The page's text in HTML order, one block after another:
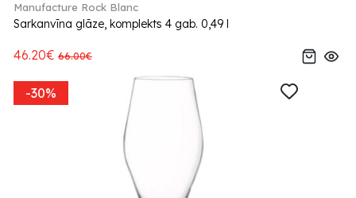
Manufacture Rock Blanc
Sarkanvīna glāze, komplekts 4 gab. 0,49 l
46.20€ 66.00€
-30%